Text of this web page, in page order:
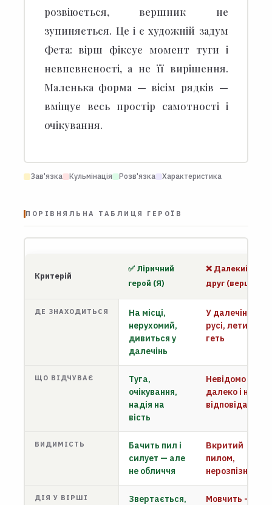
розвіюється, вершник не
зупиняється. Це і є художній задум
Фета: вірш фіксує момент туги і
невпевненості, а не її вирішення.
Маленька форма — вісім рядків —
вміщує весь простір самотності і
очікування.
Зав'язка Кульмінація Розв'язка Характеристика
ПОРІВНЯЛЬНА ТАБЛИЦЯ ГЕРОЇВ
Критерій
✅ Ліричний
герой (Я)
❌ Далекий
друг (вершник)
ДЕ ЗНАХОДИТЬСЯ
На місці,
нерухомий,
дивиться у
далечінь
У далечіні, у
русі, летить
геть
ЩО ВІДЧУВАЄ
Туга,
очікування,
надія на
вість
Невідомо — він
далеко і не
відповідає
ВИДИМІСТЬ
Бачить пил і
силует — але
не обличчя
Вкритий
пилом,
нерозпізнаний
ДІЯ У ВІРШІ Звертається, Мовчить —